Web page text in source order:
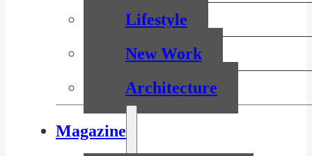
Lifestyle
New Work
Architecture
Magazine